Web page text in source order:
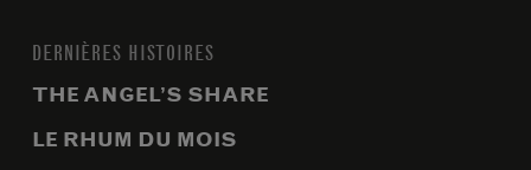
DERNIÈRES HISTOIRES
THE ANGEL’S SHARE
LE RHUM DU MOIS